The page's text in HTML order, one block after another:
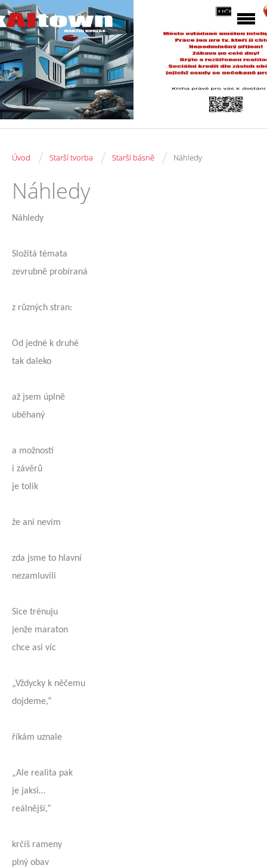
Úvod / Starší tvorba / Starší básně / Náhledy
Náhledy
Náhledy
Složitá témata
zevrubně probíraná
z různých stran:
Od jedné k druhé
tak daleko
až jsem úplně
uběhaný
a možností
i závěrů
je tolik
že ani nevím
zda jsme to hlavní
nezamluvili
Sice trénuju
jenže maraton
chce asi víc
„Vždycky k něčemu
dojdeme,“
říkám uznale
„Ale realita pak
je jaksi…
reálnější,“
krčíš rameny
plný obav